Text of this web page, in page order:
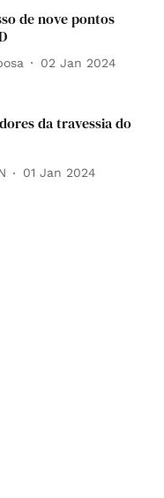
de nove pontos
02 Jan 2024
da travessia do
01 Jan 2024